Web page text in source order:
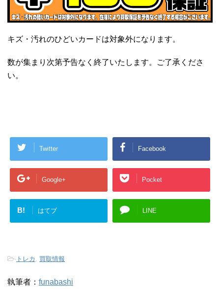
キズ・汚れのひどいカードは対象外になります。
数が集まり次第予告なく終了いたします。ご了承くださ
い。
Twitter Facebook
Google+ Pocket
B! はてブ LINE
- トレカ 買取情報
執筆者： funabashi